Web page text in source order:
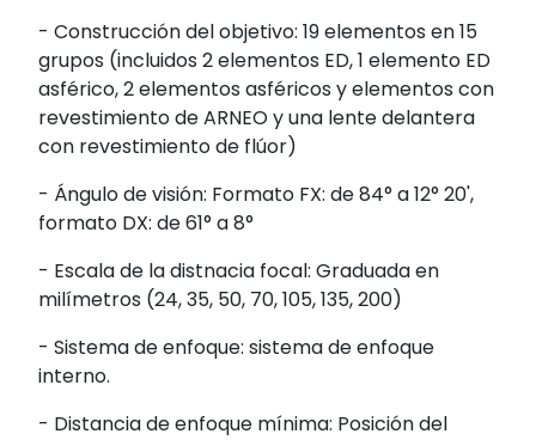
- Construcción del objetivo: 19 elementos en 15
grupos (incluidos 2 elementos ED, 1 elemento ED
asférico, 2 elementos asféricos y elementos con
revestimiento de ARNEO y una lente delantera
con revestimiento de flúor)
- Ángulo de visión: Formato FX: de 84° a 12° 20',
formato DX: de 61° a 8°
- Escala de la distnacia focal: Graduada en
milímetros (24, 35, 50, 70, 105, 135, 200)
- Sistema de enfoque: sistema de enfoque
interno.
- Distancia de enfoque mínima: Posición del